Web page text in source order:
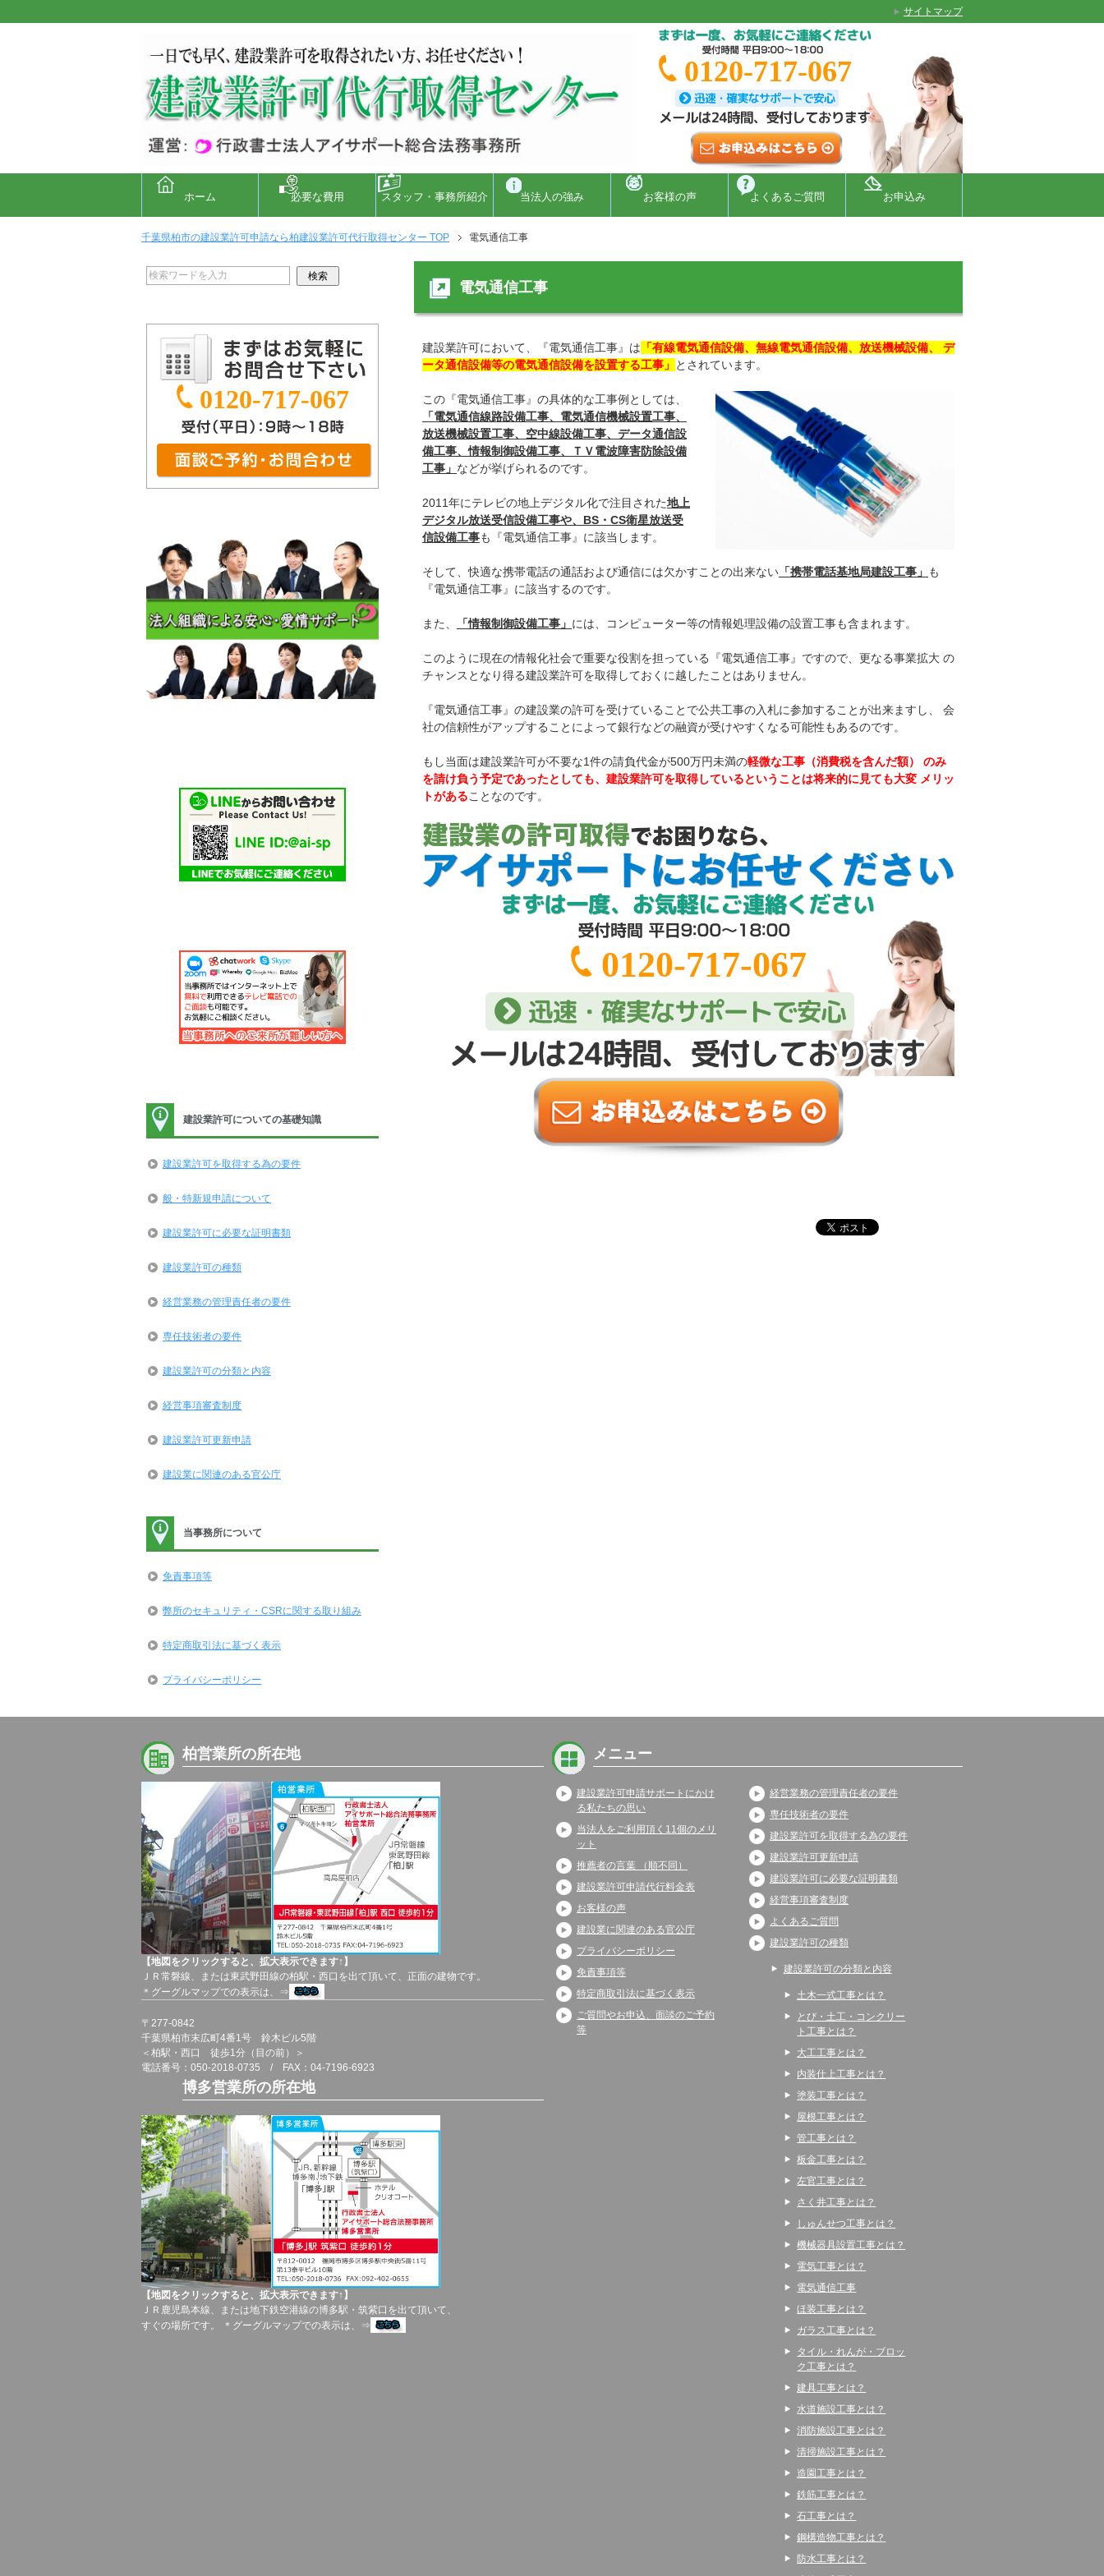
0120-717-067
ホーム 必要な費用 スタッフ・事務所紹介 当法人の強み お客様の声 よくあるご質問 お申込み
千葉県柏市の建設業許可申請なら柏建設業許可代行取得センター TOP 電気通信工事
電気通信工事
建設業許可において、『電気通信工事』は 「有線電気通信設備、無線電気通信設備、放送機械設備、 デ
ータ通信設備等の電気通信設備を設置する工事」 とされています。
この『電気通信工事』の具体的な工事例としては、
「電気通信線路設備工事、電気通信機械設置工事、
放送機械設置工事、空中線設備工事、データ通信設
備工事、情報制御設備工事、ＴＶ電波障害防除設備
工事」 などが挙げられるのです。
2011年にテレビの地上デジタル化で注目された地上
デジタル放送受信設備工事や、BS・CS衛星放送受
信設備工事も『電気通信工事』に該当します。
そして、快適な携帯電話の通話および通信には欠かすことの出来ない 「携帯電話基地局建設工事」 も
『電気通信工事』に該当するのです。
また、 「情報制御設備工事」 には、コンピューター等の情報処理設備の設置工事も含まれます。
このように現在の情報化社会で重要な役割を担っている『電気通信工事』ですので、更なる事業拡大 の
チャンスとなり得る建設業許可を取得しておくに越したことはありません。
『電気通信工事』の建設業の許可を受けていることで公共工事の入札に参加することが出来ますし、 会
社の信頼性がアップすることによって銀行などの融資が受けやすくなる可能性もあるのです。
もし当面は建設業許可が不要な1件の請負代金が500万円未満の軽微な工事（消費税を含んだ額） のみ
を請け負う予定であったとしても、建設業許可を取得しているということは将来的に見ても大変 メリッ
トがあることなのです。
0120-717-067
0120-717-067
建設業許可についての基礎知識
建設業許可を取得する為の要件
般・特新規申請について
建設業許可に必要な証明書類
建設業許可の種類
経営業務の管理責任者の要件
専任技術者の要件
建設業許可の分類と内容
経営事項審査制度
建設業許可更新申請
建設業に関連のある官公庁
当事務所について
免責事項等
弊所のセキュリティ・CSRに関する取り組み
特定商取引法に基づく表示
プライバシーポリシー
柏営業所の所在地
【地図をクリックすると、拡大表示できます↑】
ＪＲ常磐線、または東武野田線の柏駅・西口を出て頂いて、正面の建物です。
＊グーグルマップでの表示は、⇒
〒277-0842
千葉県柏市末広町4番1号 鈴木ビル5階
＜柏駅・西口 徒歩1分（目の前）＞
電話番号：050-2018-0735 / FAX：04-7196-6923
博多営業所の所在地
【地図をクリックすると、拡大表示できます↑】
ＪＲ鹿児島本線、または地下鉄空港線の博多駅・筑紫口を出て頂いて、
すぐの場所です。 ＊グーグルマップでの表示は、⇒
メニュー
建設業許可申請サポートにかけ
る私たちの思い
当法人をご利用頂く11個のメリ
ット
推薦者の言葉 （順不同）
建設業許可申請代行料金表
お客様の声
建設業に関連のある官公庁
プライバシーポリシー
免責事項等
特定商取引法に基づく表示
ご質問やお申込、面談のご予約
等
経営業務の管理責任者の要件
専任技術者の要件
建設業許可を取得する為の要件
建設業許可更新申請
建設業許可に必要な証明書類
経営事項審査制度
よくあるご質問
建設業許可の種類
建設業許可の分類と内容
土木一式工事とは？
とび・土工・コンクリー
ト工事とは？
大工工事とは？
内装仕上工事とは？
塗装工事とは？
屋根工事とは？
管工事とは？
板金工事とは？
左官工事とは？
さく井工事とは？
しゅんせつ工事とは？
機械器具設置工事とは？
電気工事とは？
電気通信工事
ほ装工事とは？
ガラス工事とは？
タイル・れんが・ブロッ
ク工事とは？
建具工事とは？
水道施設工事とは？
消防施設工事とは？
清掃施設工事とは？
造園工事とは？
鉄筋工事とは？
石工事とは？
鋼構造物工事とは？
防水工事とは？
サイトマップ